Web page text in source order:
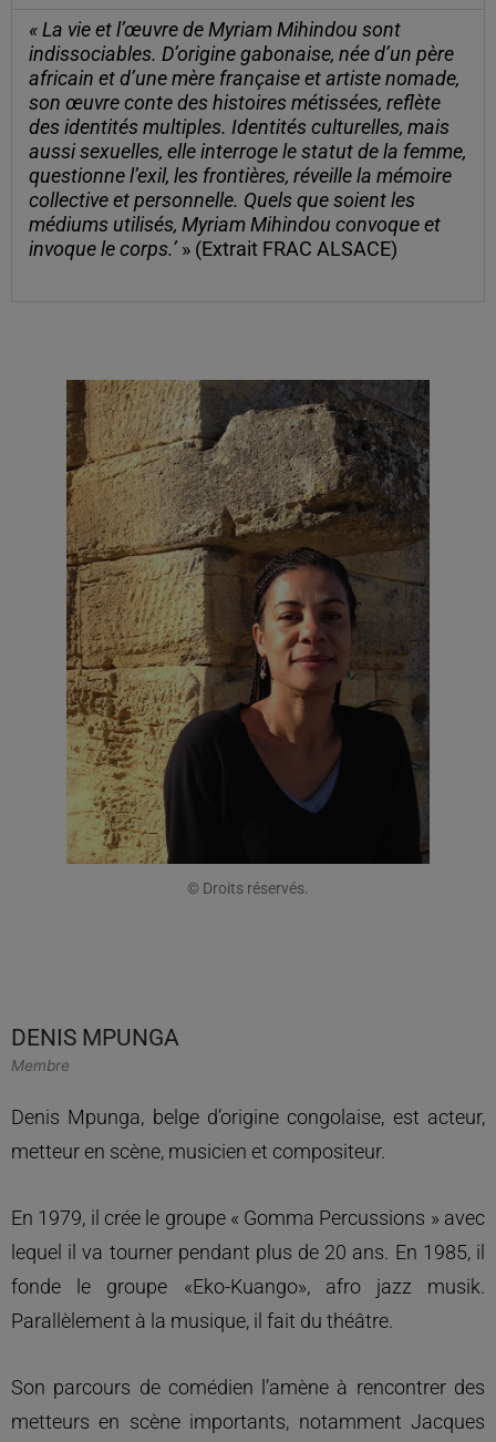
« La vie et l’œuvre de Myriam Mihindou sont
indissociables. D’origine gabonaise, née d’un père
africain et d’une mère française et artiste nomade,
son œuvre conte des histoires métissées, reflète
des identités multiples. Identités culturelles, mais
aussi sexuelles, elle interroge le statut de la femme,
questionne l’exil, les frontières, réveille la mémoire
collective et personnelle. Quels que soient les
médiums utilisés, Myriam Mihindou convoque et
invoque le corps.’ » (Extrait FRAC ALSACE)
© Droits réservés.
DENIS MPUNGA
Membre
Denis Mpunga, belge d’origine congolaise, est acteur,
metteur en scène, musicien et compositeur.
En 1979, il crée le groupe « Gomma Percussions » avec
lequel il va tourner pendant plus de 20 ans. En 1985, il
fonde le groupe «Eko-Kuango», afro jazz musik.
Parallèlement à la musique, il fait du théâtre.
Son parcours de comédien l’amène à rencontrer des
metteurs en scène importants, notamment Jacques